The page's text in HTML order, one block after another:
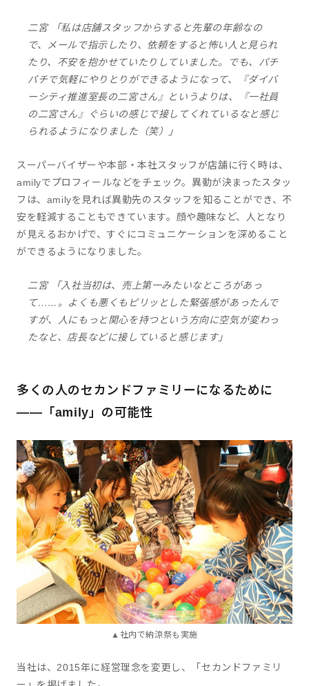
二宮 「私は店舗スタッフからすると先輩の年齢なの
で、メールで指示したり、依頼をすると怖い人と見られ
たり、不安を抱かせていたりしていました。でも、パチ
パチで気軽にやりとりができるようになって、『ダイバ
ーシティ推進室長の二宮さん』というよりは、『一社員
の二宮さん』ぐらいの感じで接してくれているなと感じ
られるようになりました（笑）」
スーパーバイザーや本部・本社スタッフが店舗に行く時は、
amilyでプロフィールなどをチェック。異動が決まったスタッ
フは、amilyを見れば異動先のスタッフを知ることができ、不
安を軽減することもできています。顔や趣味など、人となり
が見えるおかげで、すぐにコミュニケーションを深めること
ができるようになりました。
二宮 「入社当初は、売上第一みたいなところがあっ
て……。よくも悪くもピリッとした緊張感があったんで
すが、人にもっと関心を持つという方向に空気が変わっ
たなと、店長などに接していると感じます」
多くの人のセカンドファミリーになるために
――「amily」の可能性
▲社内で納涼祭も実施
当社は、2015年に経営理念を変更し、「セカンドファミリ